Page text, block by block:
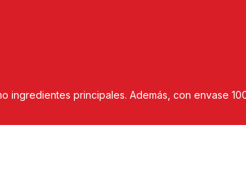
ingredientes principales. Además, con envase